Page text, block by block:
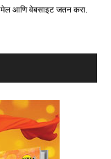
ईमेल आणि वेबसाइट जतन करा.